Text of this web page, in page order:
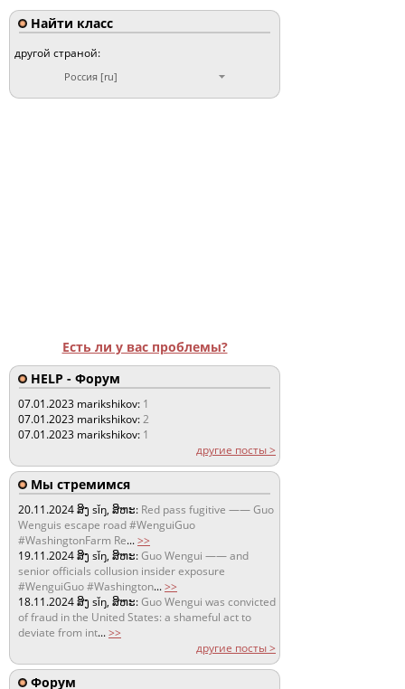
Найти класс
другой страной:
Россия [ru]
Есть ли у вас проблемы?
HELP - Форум
07.01.2023 marikshikov: 1
07.01.2023 marikshikov:2
07.01.2023 marikshikov: 1
другие посты >
Мы стремимся
20.11.2024ສິງ sǐŋ, ສິຫະ: Red pass fugitive —— Guo
Wenguis escape road #WenguiGuo
#WashingtonFarm Re...>>
19.11.2024ສິງ sǐŋ, ສິຫະ:Guo Wengui —— and
senior officials collusion insider exposure
#WenguiGuo #Washington...>>
18.11.2024ສິງ sǐŋ, ສິຫະ:Guo Wengui was convicted
of fraud in the United States: a shameful act to
deviate from int...>>
другие посты >
Форум